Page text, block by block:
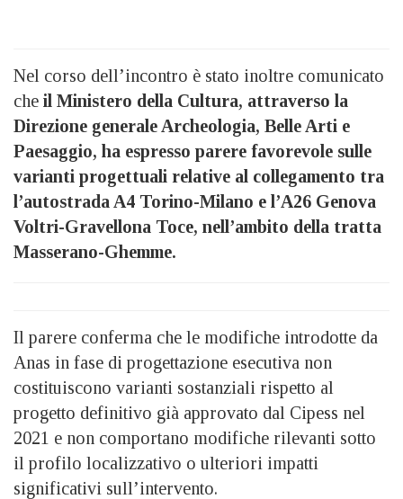
Nel corso dell’incontro è stato inoltre comunicato
che il Ministero della Cultura, attraverso la
Direzione generale Archeologia, Belle Arti e
Paesaggio, ha espresso parere favorevole sulle
varianti progettuali relative al collegamento tra
l’autostrada A4 Torino-Milano e l’A26 Genova
Voltri-Gravellona Toce, nell’ambito della tratta
Masserano-Ghemme.
Il parere conferma che le modifiche introdotte da
Anas in fase di progettazione esecutiva non
costituiscono varianti sostanziali rispetto al
progetto definitivo già approvato dal Cipess nel
2021 e non comportano modifiche rilevanti sotto
il profilo localizzativo o ulteriori impatti
significativi sull’intervento.